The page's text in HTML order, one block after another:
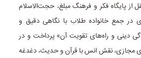
از پایگاه فکر و فرهنگ مبلغ، حجت‌الاسلام
در جمع خانواده طلاب با نگاهی دقیق و
دینی و راه‌های تقویت آن» پرداخت و در
مجازی، نقش انس با قرآن و حدیث، دغدغه